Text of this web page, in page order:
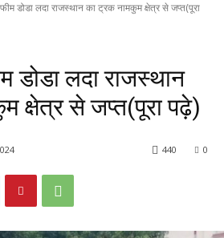
डोडा लदा राजस्थान का ट्रक नामकुम क्षेत्र से जप्त(पूरा
लदा राजस्थान
क्षेत्र से जप्त(पूरा पढ़े)
0
440